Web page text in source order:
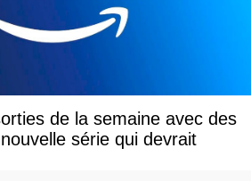
de la semaine avec des
série qui devrait